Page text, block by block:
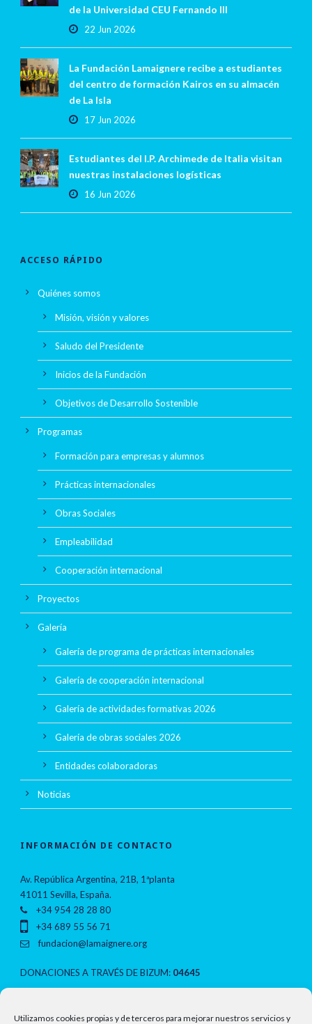
Utilizamos cookies propias y de terceros para mejorar nuestros servicios y
de la Universidad CEU Fernando III
22 Jun 2026
La Fundación Lamaignere recibe a estudiantes
del centro de formación Kairos en su almacén
de La Isla
17 Jun 2026
Estudiantes del I.P. Archimede de Italia visitan
nuestras instalaciones logísticas
16 Jun 2026
ACCESO RÁPIDO
Quiénes somos
Misión, visión y valores
Saludo del Presidente
Inicios de la Fundación
Objetivos de Desarrollo Sostenible
Programas
Formación para empresas y alumnos
Prácticas internacionales
Obras Sociales
Empleabilidad
Cooperación internacional
Proyectos
Galería
Galería de programa de prácticas internacionales
Galería de cooperación internacional
Galería de actividades formativas 2026
Galería de obras sociales 2026
Entidades colaboradoras
Noticias
INFORMACIÓN DE CONTACTO
Av. República Argentina, 21B, 1ªplanta
41011 Sevilla, España.
+34 954 28 28 80
+34 689 55 56 71
fundacion@lamaignere.org
DONACIONES A TRAVÉS DE BIZUM: 04645
NOTAS LEGALES